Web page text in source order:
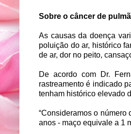
Sobre o câncer de
As causas da doença
poluição do ar, histórico
de ar, dor no peito,
De acordo com Dr.
rastreamento é indicado
tenham histórico elevado
“Consideramos o
anos - maço equivale a 1